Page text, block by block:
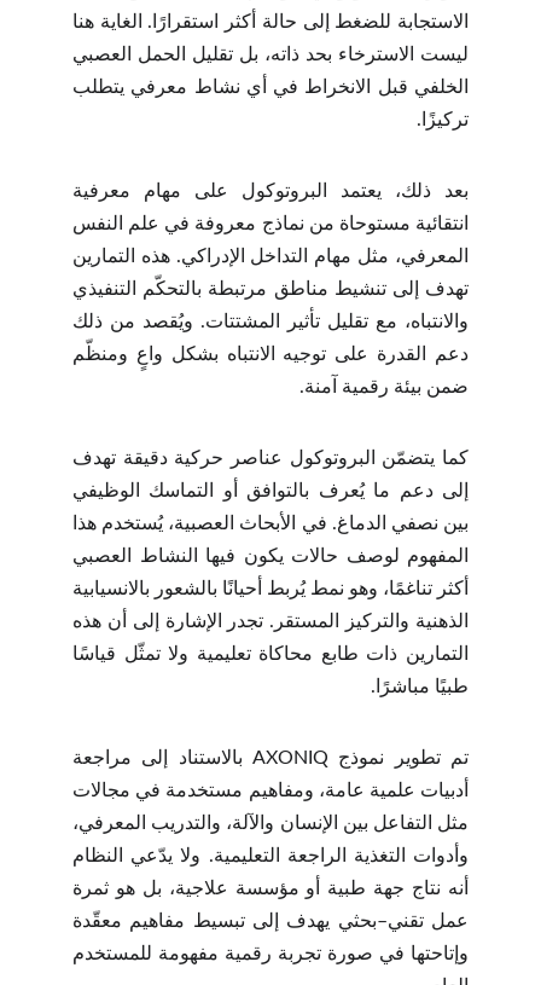
الاستجابة للضغط إلى حالة أكثر استقرارًا. الغاية هنا
ليست الاسترخاء بحد ذاته، بل تقليل الحمل العصبي
الخلفي قبل الانخراط في أي نشاط معرفي يتطلب
تركيزًا.
بعد ذلك، يعتمد البروتوكول على مهام معرفية
انتقائية مستوحاة من نماذج معروفة في علم النفس
المعرفي، مثل مهام التداخل الإدراكي. هذه التمارين
تهدف إلى تنشيط مناطق مرتبطة بالتحكّم التنفيذي
والانتباه، مع تقليل تأثير المشتتات. ويُقصد من ذلك
دعم القدرة على توجيه الانتباه بشكل واعٍ ومنظّم
ضمن بيئة رقمية آمنة.
كما يتضمّن البروتوكول عناصر حركية دقيقة تهدف
إلى دعم ما يُعرف بالتوافق أو التماسك الوظيفي
بين نصفي الدماغ. في الأبحاث العصبية، يُستخدم هذا
المفهوم لوصف حالات يكون فيها النشاط العصبي
أكثر تناغمًا، وهو نمط يُربط أحيانًا بالشعور بالانسيابية
الذهنية والتركيز المستقر. تجدر الإشارة إلى أن هذه
التمارين ذات طابع محاكاة تعليمية ولا تمثّل قياسًا
طبيًا مباشرًا.
تم تطوير نموذج AXONIQ بالاستناد إلى مراجعة
أدبيات علمية عامة، ومفاهيم مستخدمة في مجالات
مثل التفاعل بين الإنسان والآلة، والتدريب المعرفي،
وأدوات التغذية الراجعة التعليمية. ولا يدّعي النظام
أنه نتاج جهة طبية أو مؤسسة علاجية، بل هو ثمرة
عمل تقني–بحثي يهدف إلى تبسيط مفاهيم معقّدة
وإتاحتها في صورة تجربة رقمية مفهومة للمستخدم